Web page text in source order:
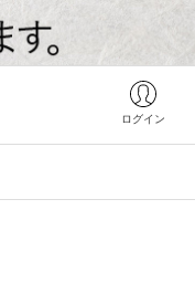
ログイン